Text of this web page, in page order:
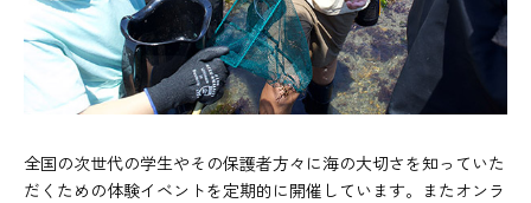
全国の次世代の学生やその保護者方々に海の大切さを知っていた
だくための体験イベントを定期的に開催しています。またオンラ